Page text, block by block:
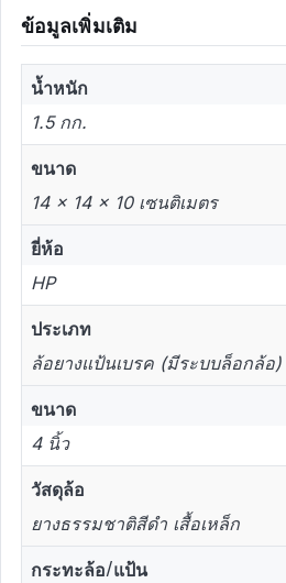
ข้อมูลเพิ่มเติม
น้ำหนัก
1.5 กก.
ขนาด
14 × 14 × 10 เซนติเมตร
ยี่ห้อ
HP
ประเภท
ล้อยางแป้นเบรค (มีระบบล็อกล้อ)
ขนาด
4 นิ้ว
วัสดุล้อ
ยางธรรมชาติสีดำ เสื้อเหล็ก
กระทะล้อ/แป้น